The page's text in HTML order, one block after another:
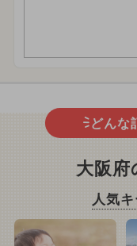
どんな
大阪府
人気